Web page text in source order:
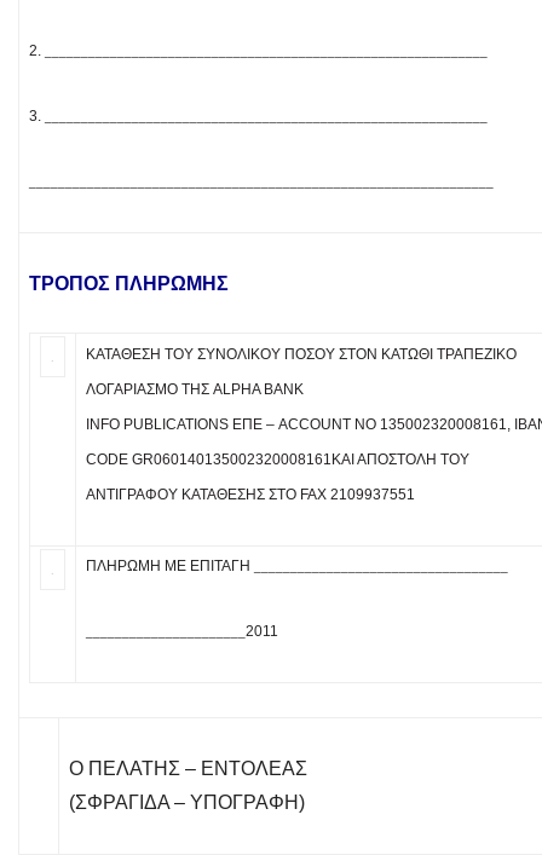
2.
3.
TPOΠOΣ ΠΛHPΩΜΗΣ
ΚΑΤΆΘΕΣΗ ΤΟΥ ΣΥΝΟΛΙΚΟΎ ΠΟΣΟΎ ΣΤΟΝ ΚΆΤΩΘΙ ΤΡΑΠΕΖΙΚΌ
ΛΟΓΑΡΙΑΣΜΌ ΤΗΣ ALPHA BANK
INFO PUBLICATIONS ΕΠΕ – ACCOUNT NO 135002320008161,
CODE GR060140135002320008161ΚΑΙ ΑΠΟΣΤΟΛΉ ΤΟΥ
ΑΝΤΙΓΡΆΦΟΥ ΚΑΤΆΘΕΣΗΣ ΣΤΟ FAX 2109937551
ΠΛΗΡΩΜΉ ΜΕ ΕΠΙΤΑΓΉ
2011
O ΠEΛATHΣ – ENTOΛEAΣ
(ΣΦΡΑΓΊΔΑ – ΥΠΟΓΡΑΦΉ)